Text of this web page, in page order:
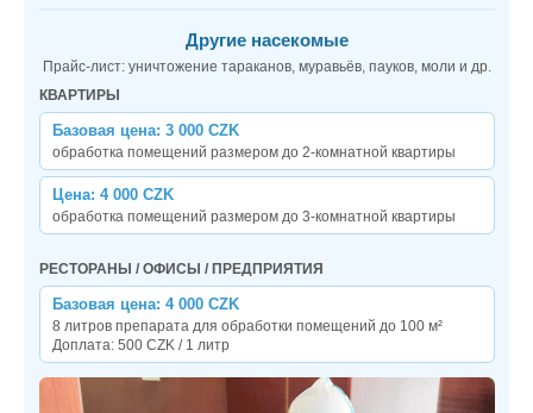
Другие насекомые
Прайс-лист: уничтожение тараканов, муравьёв, пауков, моли и др.
КВАРТИРЫ
Базовая цена: 3 000 CZK
обработка помещений размером до 2-комнатной квартиры
Цена: 4 000 CZK
обработка помещений размером до 3-комнатной квартиры
РЕСТОРАНЫ / ОФИСЫ / ПРЕДПРИЯТИЯ
Базовая цена: 4 000 CZK
8 литров препарата для обработки помещений до 100 м²
Доплата: 500 CZK / 1 литр